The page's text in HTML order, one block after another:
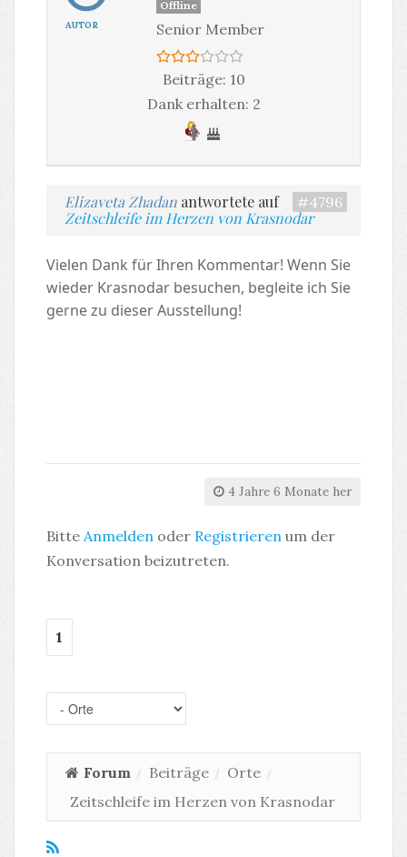
AUTOR
Offline
Senior Member
Beiträge: 10
Dank erhalten: 2
Elizaveta Zhadan antwortete auf
Zeitschleife im Herzen von Krasnodar
Vielen Dank für Ihren Kommentar! Wenn Sie
wieder Krasnodar besuchen, begleite ich Sie
gerne zu dieser Ausstellung!
4 Jahre 6 Monate her
#4796
Bitte Anmelden oder Registrieren um der
Konversation beizutreten.
1
Forum Beiträge
Orte
Zeitschleife im Herzen von Krasnodar